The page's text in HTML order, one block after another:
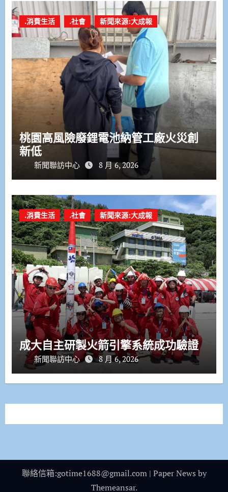
.消費生活 .社會 新聞來源:大成報
桃園高風險廢鋰電池納管工廠火災創
新低
新聞聯訪中心 8 月 6, 2026
.消費生活 .社會 新聞來源:大成報
成大自主研製火箭引擎系統成功驗證
新聞聯訪中心 8 月 6, 2026
聯絡信箱:gotime1688@gmail.com | Paper News by
Themeansar.